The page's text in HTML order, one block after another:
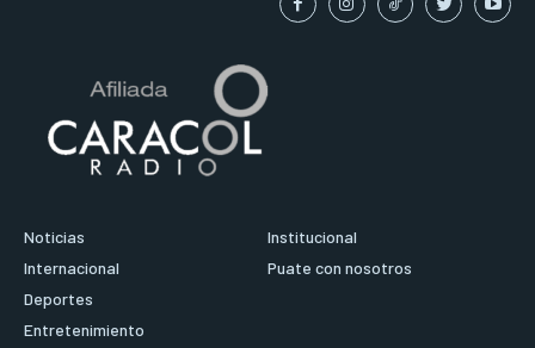
Noticias
Internacional
Deportes
Entretenimiento
Institucional
Puate con nosotros